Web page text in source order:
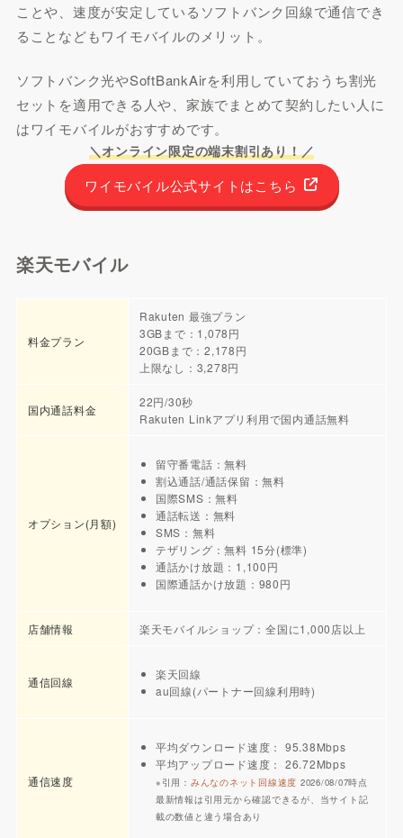
ことや、速度が安定しているソフトバンク回線で通信でき
ることなどもワイモバイルのメリット。
ソフトバンク光やSoftBankAirを利用していておうち割光
セットを適用できる人や、家族でまとめて契約したい人に
はワイモバイルがおすすめです。
＼オンライン限定の端末割引あり！／
ワイモバイル公式サイトはこちら
楽天モバイル
料金プラン
Rakuten 最強プラン
3GBまで：1,078円
20GBまで：2,178円
上限なし：3,278円
国内通話料金
22円/30秒
Rakuten Linkアプリ利用で国内通話無料
オプション(月額)
留守番電話：無料
割込通話/通話保留：無料
国際SMS：無料
通話転送：無料
SMS：無料
テザリング：無料 15分(標準)
通話かけ放題：1,100円
国際通話かけ放題：980円
店舗情報 楽天モバイルショップ：全国に1,000店以上
通信回線
楽天回線
au回線(パートナー回線利用時)
通信速度
平均ダウンロード速度： 95.38Mbps
平均アップロード速度： 26.72Mbps
※引用： みんなのネット回線速度 2026/08/07時点
最新情報は引用元から確認できるが、当サイト記
載の数値と違う場合あり